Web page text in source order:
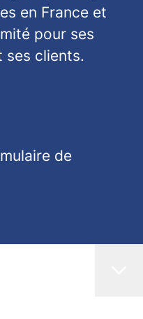
en France et
pour ses
ses clients.
de